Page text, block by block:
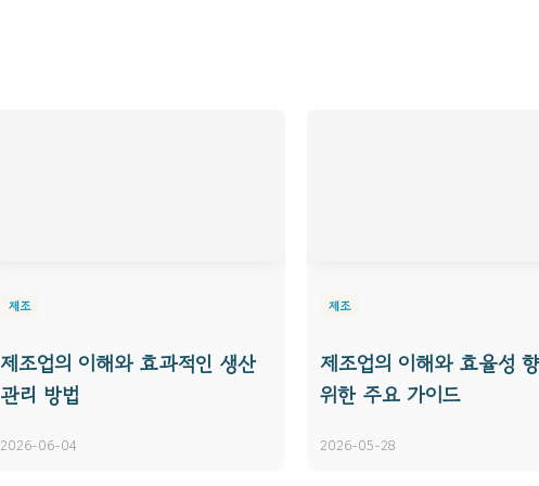
제조
제조업의 이해와 효과적인 생산
관리 방법
2026-06-04
제조
제조업의 이해와 효율성
위한 주요 가이드
2026-05-28